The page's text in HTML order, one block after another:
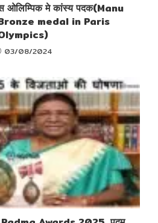
ओलिम्पिक मे कांस्य पदक(Manu
medal in Paris
03/08/2024